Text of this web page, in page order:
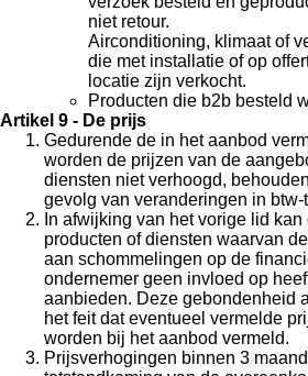
niet retour.
Airconditioning, klimaat of
die met installatie of op
locatie zijn verkocht.
Producten die b2b besteld
Artikel 9 - De prijs
Gedurende de in het aanbod
worden de prijzen van de
diensten niet verhoogd,
gevolg van veranderingen in btw-
In afwijking van het vorige lid
producten of diensten waarvan
aan schommelingen op de
ondernemer geen invloed op
aanbieden. Deze gebondenheid
het feit dat eventueel vermelde
worden bij het aanbod vermeld.
Prijsverhogingen binnen 3